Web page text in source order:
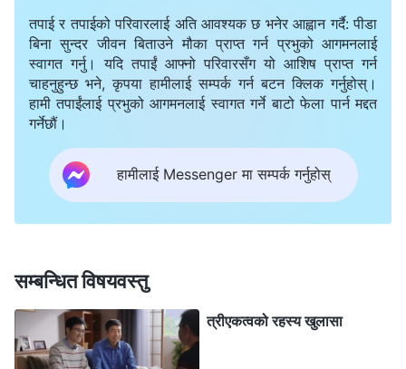
कसैले पनि व्यवस्था पालन गरिरहेका थिएनन् तर झन्-झन् धेरै पाप
गरिरहेका थिए। सबै जना व्यवस्था अन्तर्गत दोषी ठहरिए र
मृत्युदण्डको सामना गरे। मानिसहरूलाई दोषी हुनबाट मुक्त गर्न प्रभु
येशूको रूपमा परमेश्‍वर देह हुनुभयो। हामीलाई हाम्रा पापहरूबाट
छुटकारा दिन उहाँ व्यक्तिगत तवरमै क्रूसमा टाँगिनुभयो। जबसम्म
हामी प्रभु येशूलाई स्वीकार्छौं अनि उहाँमा पाप स्वीकारेर पश्चात्ताप
पाप स्वीकारिरहन्छौं। हामी पापको बन्धनबाट धोइएका वा स्वतन्त्र
भएका छैनौं। त्यसरी हामी स्वर्गको राज्यको योग्य हुँदैनौं। आखिरी
दिनहरूमा, परमेश्‍वरले मानिसजातिका आवश्यकताहरूअनुसार सत्यता
व्यक्त गर्नुहुन्छ। उहाँले मानिसजातिलाई न्याय गर्न र धुन, हाम्रो पापी
तपाई र तपाईको परिवारलाई अति आवश्यक छ भनेर आह्वान गर्दै: पीडा
बिना सुन्दर जीवन बिताउने मौका प्राप्त गर्न प्रभुको आगमनलाई
स्वागत गर्नु। यदि तपाईं आफ्नो परिवारसँग यो आशिष प्राप्त गर्न
चाहनुहुन्छ भने, कृपया हामीलाई सम्पर्क गर्न बटन क्लिक गर्नुहोस्।
हामी तपाईंलाई प्रभुको आगमनलाई स्वागत गर्ने बाटो फेला पार्न मद्दत
गर्नेछौं।
हामीलाई Messenger मा सम्पर्क गर्नुहोस्
सम्बन्धित विषयवस्तु
त्रीएकत्वको रहस्य खुलासा